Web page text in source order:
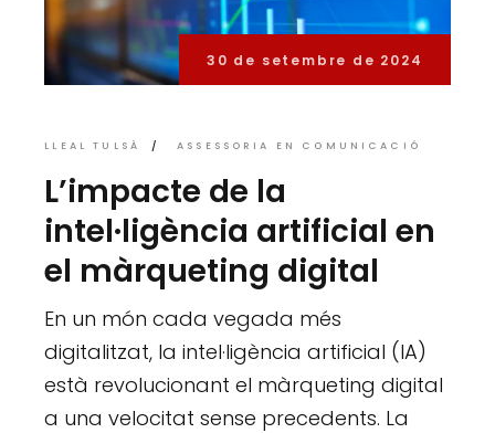
30 de setembre de 2024
LLEAL TULSÀ ASSESSORIA EN COMUNICACIÓ
L’impacte de la
intel·ligència artificial en
el màrqueting digital
En un món cada vegada més
digitalitzat, la intel·ligència artificial (IA)
està revolucionant el màrqueting digital
a una velocitat sense precedents. La